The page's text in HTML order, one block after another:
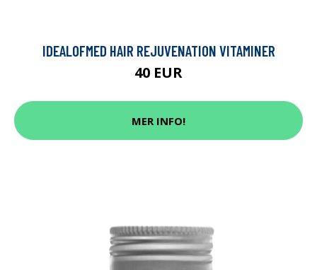
IDEALOFMED HAIR REJUVENATION VITAMINER
40 EUR
MER INFO!